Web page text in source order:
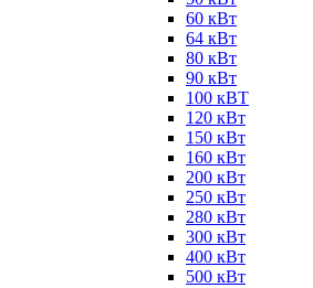
60 кВт
64 кВт
80 кВт
90 кВт
100 кВТ
120 кВт
150 кВт
160 кВт
200 кВт
250 кВт
280 кВт
300 кВт
400 кВт
500 кВт